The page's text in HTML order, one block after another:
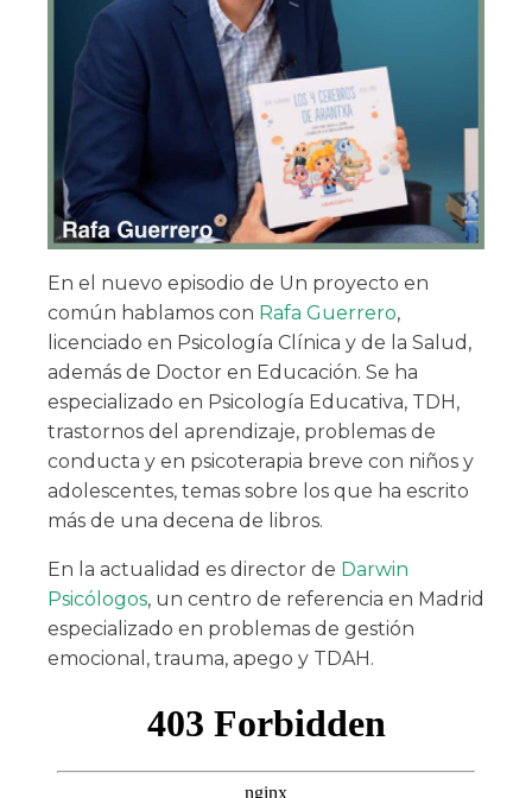
En el nuevo episodio de Un proyecto en
común hablamos con Rafa Guerrero,
licenciado en Psicología Clínica y de la Salud,
además de Doctor en Educación. Se ha
especializado en Psicología Educativa, TDH,
trastornos del aprendizaje, problemas de
conducta y en psicoterapia breve con niños y
adolescentes, temas sobre los que ha escrito
más de una decena de libros.
En la actualidad es director de Darwin
Psicólogos, un centro de referencia en Madrid
especializado en problemas de gestión
emocional, trauma, apego y TDAH.